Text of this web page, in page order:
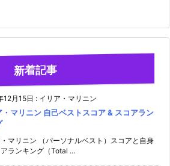
新着記事
12月15日 : イリア・マリニン
・マリニン 自己ベストスコア & スコアラン
マリニン （パーソナルベスト）スコアと自身
ランキング（Total ...